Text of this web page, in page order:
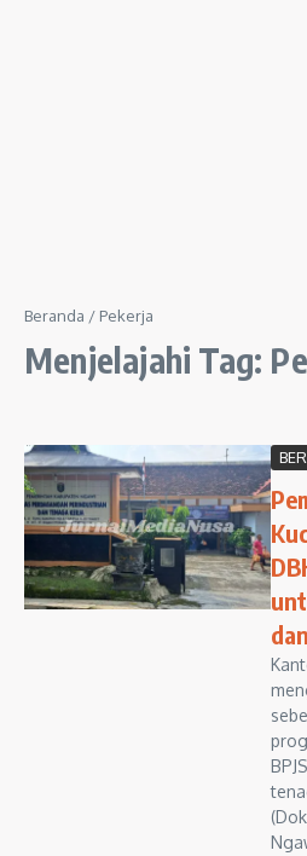
Beranda / Pekerja
Menjelajahi Tag: